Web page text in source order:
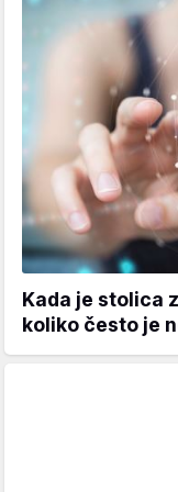
Kada je stolica
koliko često je